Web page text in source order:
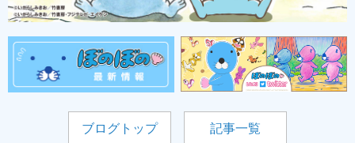
ブログトップ 記事一覧